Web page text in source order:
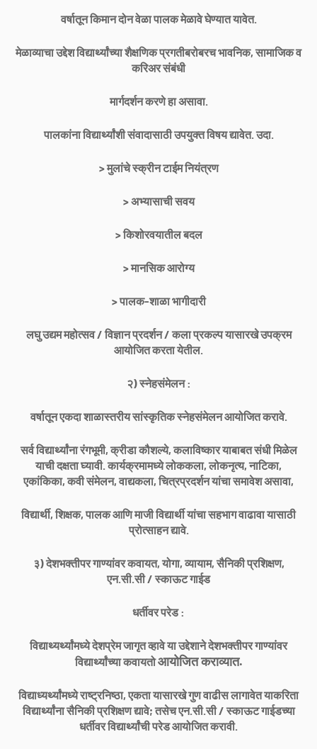
वर्षातून किमान दोन वेळा पालक मेळावे घेण्यात यावेत.
मेळाव्याचा उद्देश विद्यार्थ्यांच्या शैक्षणिक प्रगतीबरोबरच भावनिक, सामाजिक व
करिअर संबंधी
मार्गदर्शन करणे हा असावा.
पालकांना विद्यार्थ्यांशी संवादासाठी उपयुक्त विषय द्यावेत. उदा.
> मुलांचे स्क्रीन टाईम नियंत्रण
> अभ्यासाची सवय
> किशोरवयातील बदल
> मानसिक आरोग्य
> पालक-शाळा भागीदारी
लघु उद्यम महोत्सव / विज्ञान प्रदर्शन / कला प्रकल्प यासारखे उपक्रम
आयोजित करता येतील.
२) स्नेहसंमेलन :
वर्षातून एकदा शाळास्तरीय सांस्कृतिक स्नेहसंमेलन आयोजित करावे.
सर्व विद्यार्थ्यांना रंगभूमी, क्रीडा कौशल्ये, कलाविष्कार याबाबत संधी मिळेल
याची दक्षता घ्यावी. कार्यक्रमामध्ये लोककला, लोकनृत्य, नाटिका,
एकांकिका, कवी संमेलन, वाद्यकला, चित्रप्रदर्शन यांचा समावेश असावा,
विद्यार्थी, शिक्षक, पालक आणि माजी विद्यार्थी यांचा सहभाग वाढावा यासाठी
प्रोत्साहन द्यावे.
३) देशभक्तीपर गाण्यांवर कवायत, योगा, व्यायाम, सैनिकी प्रशिक्षण,
एन.सी.सी / स्काऊट गाईड
धर्तीवर परेड :
विद्याथ्यर्थ्यांमध्ये देशप्रेम जागृत व्हावे या उद्देशाने देशभक्तीपर गाण्यांवर
विद्यार्थ्यांच्या कवायतोआयोजित कराव्यात.
विद्याध्यर्थ्यांमध्ये राष्ट्रनिष्ठा, एकता यासारखे गुण वाढीस लागावेत याकरिता
विद्यार्थ्यांना सैनिकी प्रशिक्षण द्यावे; तसेच एन.सी.सी / स्काऊट गाईडच्या
धर्तीवर विद्यार्थ्यांची परेड आयोजित करावी.